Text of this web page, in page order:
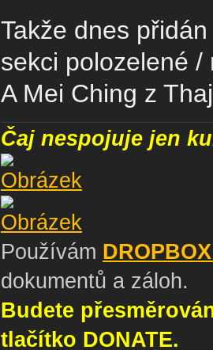
Takže dnes
sekci polozelené /
A Mei Ching z
Čaj nespojuje jen
Používám
dokumentů a záloh.
Budete
tlačítko DONATE.